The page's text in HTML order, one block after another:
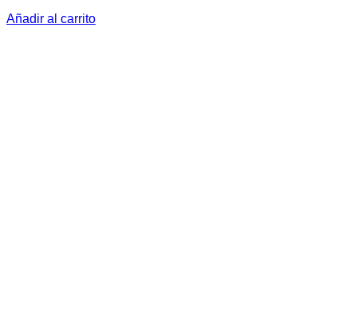
Añadir al carrito